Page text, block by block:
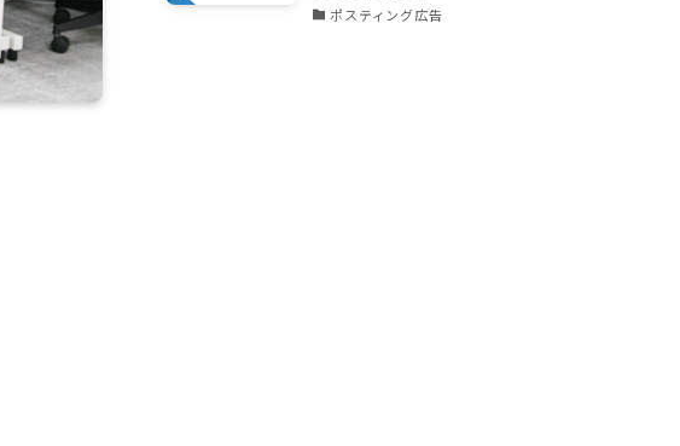
ポスティング広告